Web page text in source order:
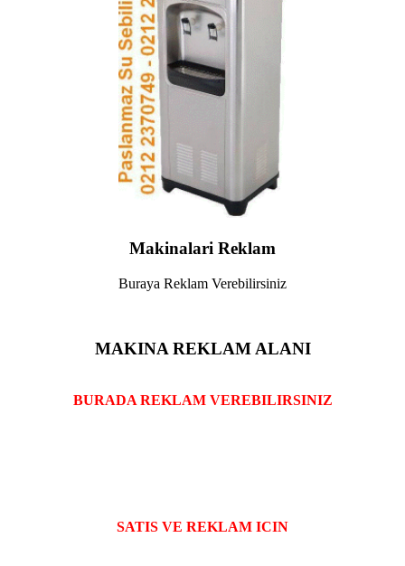
Makinalari Reklam
Buraya Reklam Verebilirsiniz
MAKINA REKLAM ALANI
BURADA REKLAM VEREBILIRSINIZ
SATIS VE REKLAM ICIN